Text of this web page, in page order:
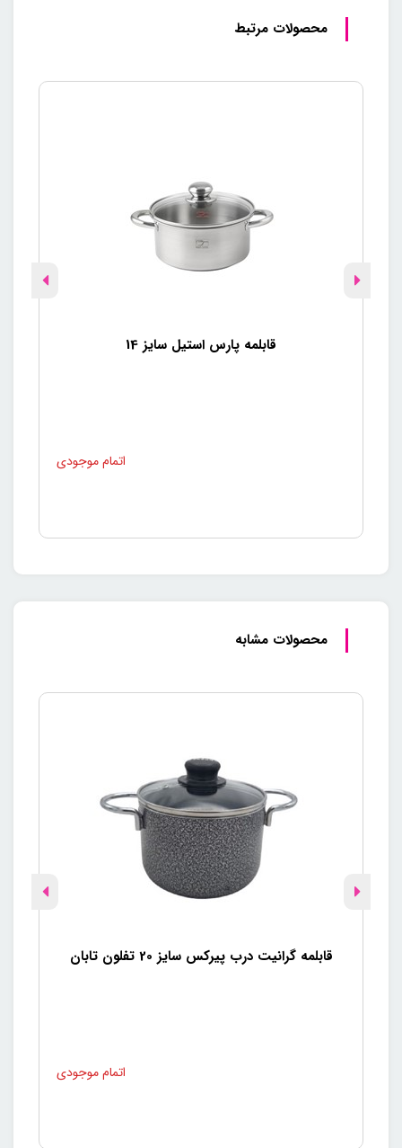
محصولات مرتبط
قابلمه پارس استیل سایز 14
محصولات مشابه
قابلمه گرانیت درب پیرکس سایز 20 تفلون تابان